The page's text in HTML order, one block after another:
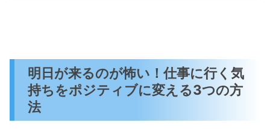
明日が来るのが怖い！仕事に行く気
持ちをポジティブに変える3つの方
法